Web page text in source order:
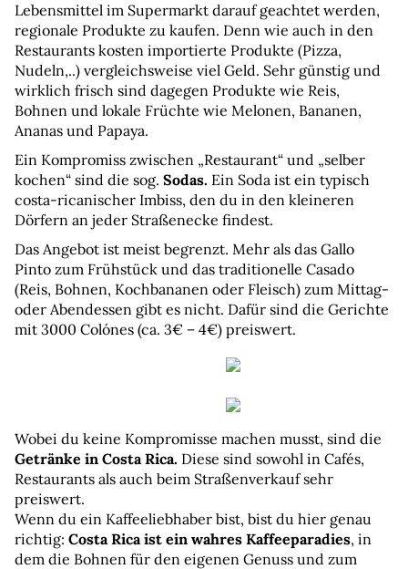
Lebensmittel im Supermarkt darauf geachtet werden,
regionale Produkte zu kaufen. Denn wie auch in den
Restaurants kosten importierte Produkte (Pizza,
Nudeln,..) vergleichsweise viel Geld. Sehr günstig und
wirklich frisch sind dagegen Produkte wie Reis,
Bohnen und lokale Früchte wie Melonen, Bananen,
Ananas und Papaya.
Ein Kompromiss zwischen „Restaurant“ und „selber
kochen“ sind die sog. Sodas. Ein Soda ist ein typisch
costa-ricanischer Imbiss, den du in den kleineren
Dörfern an jeder Straßenecke findest.
Das Angebot ist meist begrenzt. Mehr als das Gallo
Pinto zum Frühstück und das traditionelle Casado
(Reis, Bohnen, Kochbananen oder Fleisch) zum Mittag-
oder Abendessen gibt es nicht. Dafür sind die Gerichte
mit 3000 Colónes (ca. 3€ – 4€) preiswert.
Getränke in Costa Rica. Diese sind sowohl in Cafés,
Restaurants als auch beim Straßenverkauf sehr
preiswert.
Wenn du ein Kaffeeliebhaber bist, bist du hier genau
richtig: Costa Rica ist ein wahres Kaffeeparadies, in
dem die Bohnen für den eigenen Genuss und zum